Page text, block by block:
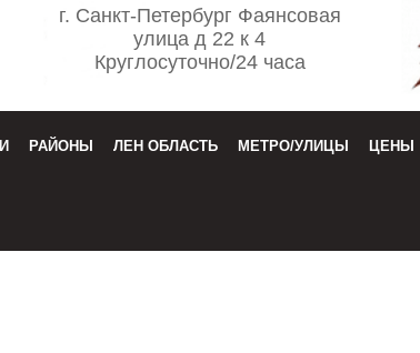
г. Санкт-Петербург Фаянсовая
улица д 22 к 4
Круглосуточно/24 часа
РАЙОНЫ ЛЕН ОБЛАСТЬ МЕТРО/УЛИЦЫ ЦЕНЫ